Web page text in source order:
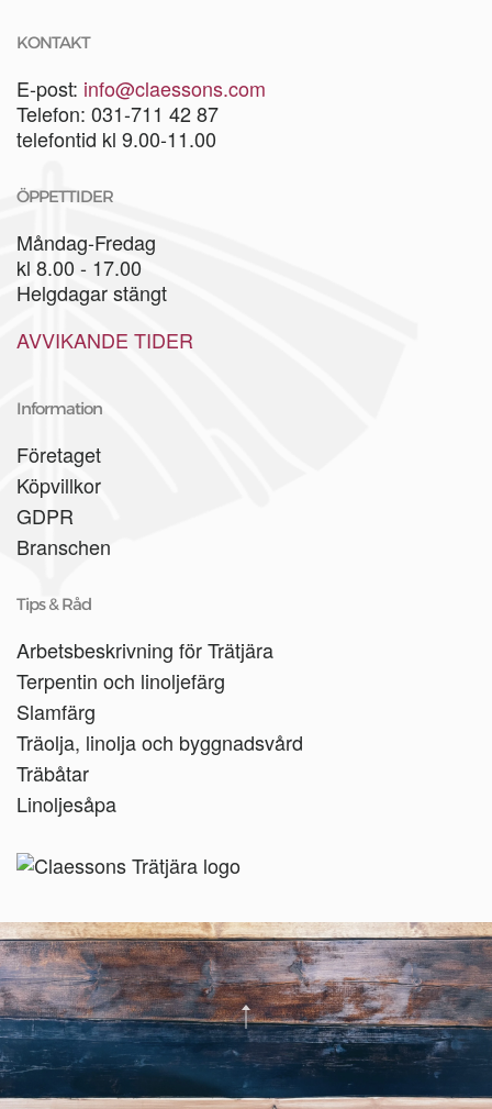
KONTAKT
E-post: info@claessons.com
Telefon: 031-711 42 87
telefontid kl 9.00-11.00
ÖPPETTIDER
Måndag-Fredag
kl 8.00 - 17.00
Helgdagar stängt
AVVIKANDE TIDER
Information
Företaget
Köpvillkor
GDPR
Branschen
Tips & Råd
Arbetsbeskrivning för Trätjära
Terpentin och linoljefärg
Slamfärg
Träolja, linolja och byggnadsvård
Träbåtar
Linoljesåpa